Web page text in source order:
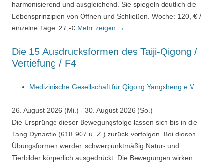
harmonisierend und ausgleichend. Sie spiegeln deutlich die
Lebensprinzipien von Öffnen und Schließen. Woche: 120,-€ /
einzelne Tage: 27,-€ Mehr zeigen →
Die 15 Ausdrucksformen des Taiji-Qigong /
Vertiefung / F4
Medizinische Gesellschaft für Qigong Yangsheng e.V.
26. August 2026 (Mi.) - 30. August 2026 (So.)
Die Ursprünge dieser Bewegungsfolge lassen sich bis in die
Tang-Dynastie (618-907 u. Z.) zurück-verfolgen. Bei diesen
Übungsformen werden schwerpunktmäßig Natur- und
Tierbilder körperlich ausgedrückt. Die Bewegungen wirken